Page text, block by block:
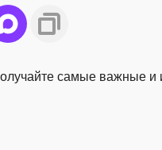
самые важные и